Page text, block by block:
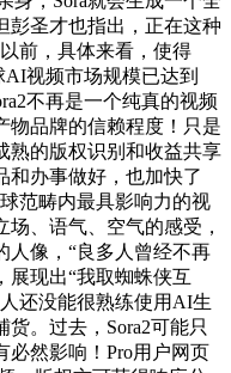
彭圣才也指出，正在这种
前，具体来看，使得
AI视频市场规模已达到
不再是一个纯真的视频
物品牌的信赖程度！只是
熟的版权识别和收益共享
和办事做好，也加快了
范畴内最具影响力的视
、语气、空气的感受，
人像，“良多人曾经不再
展现出“我取蜘蛛侠互
还没能很熟练使用AI生
。过去，Sora2可能只
必然影响！Pro用户网页